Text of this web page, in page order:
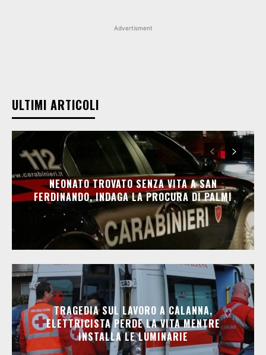
Advertisment
ULTIMI ARTICOLI
NEONATO TROVATO SENZA VITA A SAN
FERDINANDO, INDAGA LA PROCURA DI PALMI
TRAGEDIA SUL LAVORO A CALANNA,
ELETTRICISTA PERDE LA VITA MENTRE
INSTALLA LE LUMINARIE